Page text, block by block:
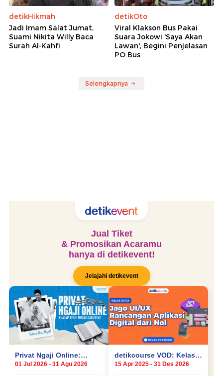
detikHikmah
Jadi Imam Salat Jumat,
Suami Nikita Willy Baca
Surah Al-Kahfi
detikOto
Viral Klakson Bus Pakai
Suara Jokowi 'Saya Akan
Lawan', Begini Penjelasan
PO Bus
Selengkapnya